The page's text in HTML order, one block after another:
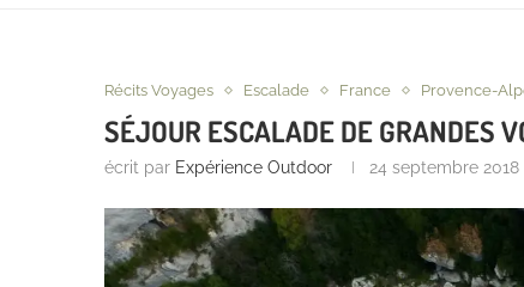
Récits Voyages Escalade France Provence-
SÉJOUR ESCALADE DE GRANDES
écrit par Expérience Outdoor 24 septembre 2018